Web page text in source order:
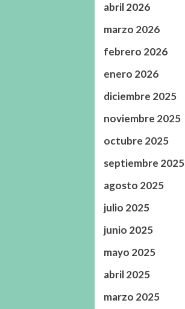
abril 2026
marzo 2026
febrero 2026
enero 2026
diciembre 2025
noviembre 2025
octubre 2025
septiembre 2025
agosto 2025
julio 2025
junio 2025
mayo 2025
abril 2025
marzo 2025